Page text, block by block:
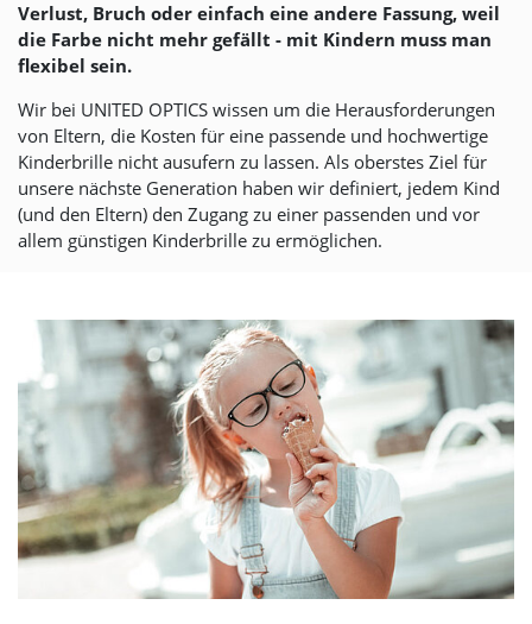
Verlust, Bruch oder einfach eine andere Fassung, weil
die Farbe nicht mehr gefällt - mit Kindern muss man
flexibel sein.
Wir bei UNITED OPTICS wissen um die Herausforderungen
von Eltern, die Kosten für eine passende und hochwertige
Kinderbrille nicht ausufern zu lassen. Als oberstes Ziel für
unsere nächste Generation haben wir definiert, jedem Kind
(und den Eltern) den Zugang zu einer passenden und vor
allem günstigen Kinderbrille zu ermöglichen.